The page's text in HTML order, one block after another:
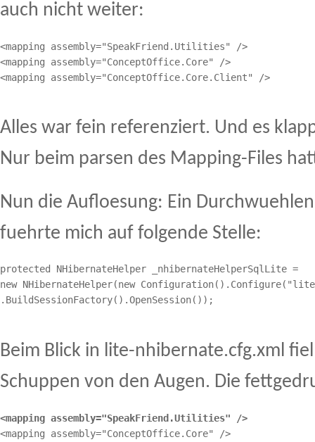
auch nicht weiter:
<mapping assembly="SpeakFriend.Utilities" />
<mapping assembly="ConceptOffice.Core" />
<mapping assembly="ConceptOffice.Core.Client" />
Alles war fein referenziert. Und es
Nur beim parsen des Mapping-Files
Nun die Aufloesung: Ein Durchwuehlen
fuehrte mich auf folgende Stelle:
protected NHibernateHelper _nhibernateHelperSqlLite =
new NHibernateHelper(new
.BuildSessionFactory().OpenSession());
Beim Blick in lite-nhibernate.cfg.xml
Schuppen von den Augen. Die
<mapping assembly="SpeakFriend.Utilities" />
<mapping assembly="ConceptOffice.Core" />